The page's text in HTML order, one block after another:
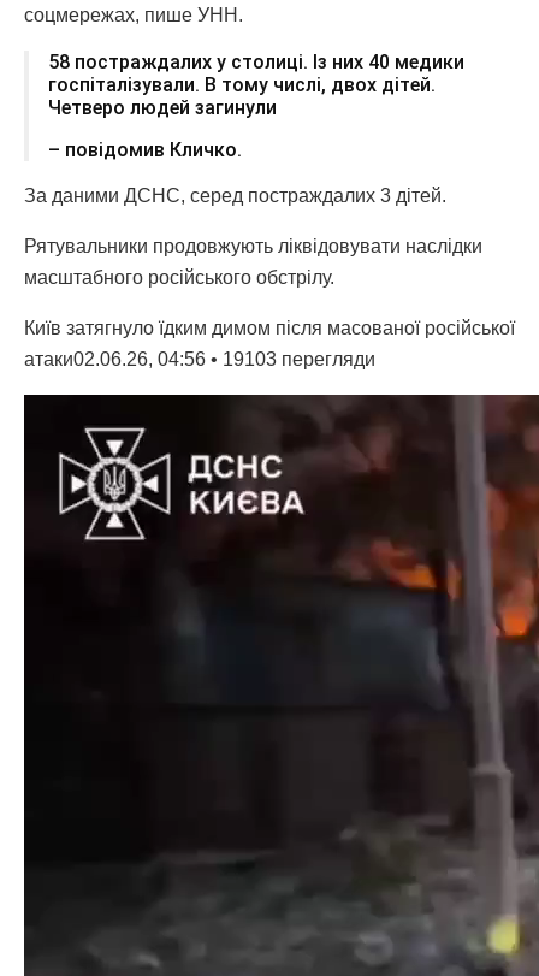
соцмережах, пише УНН.
58 постраждалих у столиці. Із них 40 медики
госпіталізували. В тому числі, двох дітей.
Четверо людей загинули
– повідомив Кличко.
За даними ДСНС, серед постраждалих 3 дітей.
Рятувальники продовжують ліквідовувати наслідки
масштабного російського обстрілу.
Київ затягнуло їдким димом після масованої російської
атаки02.06.26, 04:56 • 19103 перегляди